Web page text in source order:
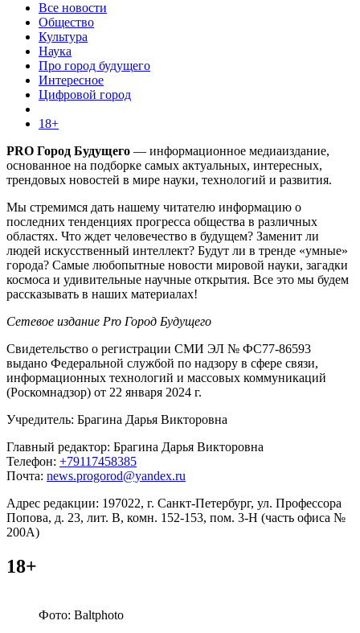
Все новости
Общество
Культура
Наука
Про город будущего
Интересное
Цифровой город
18+
PRO Город Будущего — информационное медиаиздание,
основанное на подборке самых актуальных, интересных,
трендовых новостей в мире науки, технологий и развития.
Мы стремимся дать нашему читателю информацию о
последних тенденциях прогресса общества в различных
областях. Что ждет человечество в будущем? Заменит ли
людей искусственный интеллект? Будут ли в тренде «умные»
города? Самые любопытные новости мировой науки, загадки
космоса и удивительные научные открытия. Все это мы будем
рассказывать в наших материалах!
Сетевое издание Pro Город Будущего
Свидетельство о регистрации СМИ ЭЛ № ФС77-86593
выдано Федеральной службой по надзору в сфере связи,
информационных технологий и массовых коммуникаций
(Роскомнадзор) от 22 января 2024 г.
Учредитель: Брагина Дарья Викторовна
Главный редактор: Брагина Дарья Викторовна
Телефон: +79117458385
Почта: news.progorod@yandex.ru
Адрес редакции: 197022, г. Санкт-Петербург, ул. Профессора
Попова, д. 23, лит. В, комн. 152-153, пом. 3-Н (часть офиса №
200А)
18+
Фото: Baltphoto